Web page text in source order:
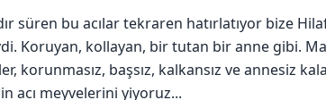
süren bu acılar tekraren hatırlatıyor bize
Koruyan, kollayan, bir tutan bir anne gibi.
korunmasız, başsız, kalkansız ve annesiz
acı meyvelerini yiyoruz...